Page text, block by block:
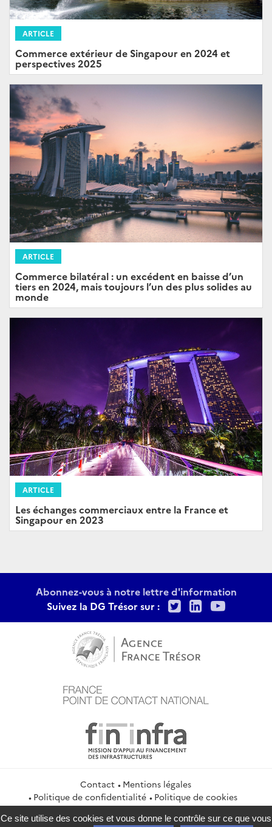
ARTICLE
Commerce extérieur de Singapour en 2024 et
perspectives 2025
ARTICLE
Commerce bilatéral : un excédent en baisse d’un
tiers en 2024, mais toujours l’un des plus solides au
monde
ARTICLE
Les échanges commerciaux entre la France et
Singapour en 2023
Abonnez-vous à notre lettre d'information
Suivez la DG Trésor sur :
TwitterLinkedIn
Contact
Mentions légales
Politique de confidentialité
Politique de cookies
Gestion des cookies
Flux RSS
Ce site utilise des cookies et vous donne le contrôle sur ce que vous